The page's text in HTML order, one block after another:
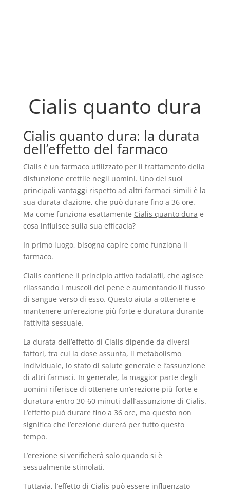
Cialis quanto dura
Cialis quanto dura: la durata
dell’effetto del farmaco
Cialis è un farmaco utilizzato per il trattamento della
disfunzione erettile negli uomini. Uno dei suoi
principali vantaggi rispetto ad altri farmaci simili è la
sua durata d’azione, che può durare fino a 36 ore.
Ma come funziona esattamente Cialis quanto dura e
cosa influisce sulla sua efficacia?
In primo luogo, bisogna capire come funziona il
farmaco.
Cialis contiene il principio attivo tadalafil, che agisce
rilassando i muscoli del pene e aumentando il flusso
di sangue verso di esso. Questo aiuta a ottenere e
mantenere un’erezione più forte e duratura durante
l’attività sessuale.
La durata dell’effetto di Cialis dipende da diversi
fattori, tra cui la dose assunta, il metabolismo
individuale, lo stato di salute generale e l’assunzione
di altri farmaci. In generale, la maggior parte degli
uomini riferisce di ottenere un’erezione più forte e
duratura entro 30-60 minuti dall’assunzione di Cialis.
L’effetto può durare fino a 36 ore, ma questo non
significa che l’erezione durerà per tutto questo
tempo.
L’erezione si verificherà solo quando si è
sessualmente stimolati.
Tuttavia, l’effetto di Cialis può essere influenzato